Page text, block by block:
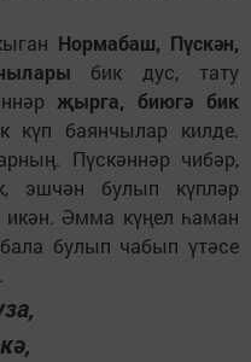
Нормабаш, Пүскән,
бик дус, тату
җырга, биюгә бик
күп баянчылар килде.
Пүскәннәр чибәр,
эшчән булып күпләр
икән. Әмма күңел һаман
булып чабып үтәсе